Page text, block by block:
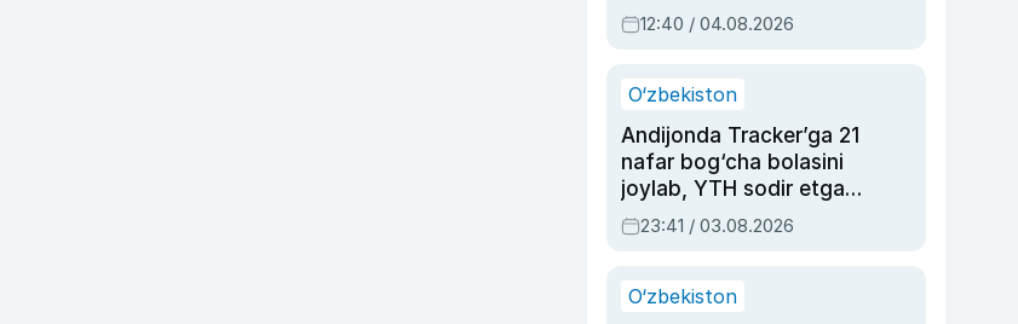
intellektni boshqara
olmay qolishidan xavotir
12:40 / 04.08.2026
O‘zbekiston
Andijonda Tracker’ga 21
nafar bog‘cha bolasini
joylab, YTH sodir etgan
ayolga sud hukmi o‘qildi
23:41 / 03.08.2026
O‘zbekiston